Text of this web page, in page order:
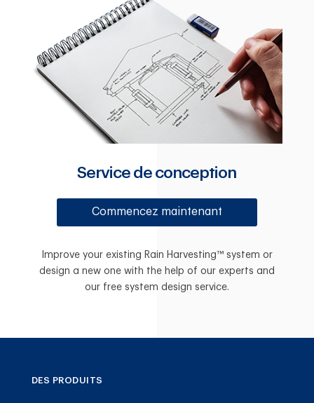
Service de conception
Commencez maintenant
Improve your existing Rain Harvesting™ system or
design a new one with the help of our experts and
our free system design service.
DES PRODUITS